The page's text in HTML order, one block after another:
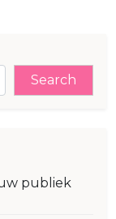
Search
publiek